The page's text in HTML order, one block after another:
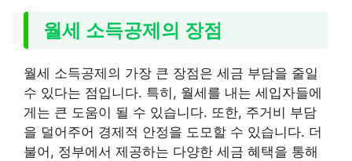
월세 소득공제의 장점
월세 소득공제의 가장 큰 장점은 세금 부담을 줄일
수 있다는 점입니다. 특히, 월세를 내는 세입자들에
게는 큰 도움이 될 수 있습니다. 또한, 주거비 부담
을 덜어주어 경제적 안정을 도모할 수 있습니다. 더
불어, 정부에서 제공하는 다양한 세금 혜택을 통해